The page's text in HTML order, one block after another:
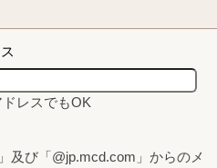
レスでもOK
及び「@jp.mcd.com」からのメ